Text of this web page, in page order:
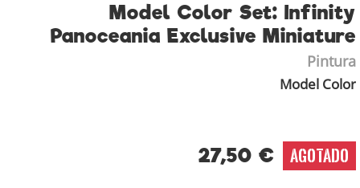
Model Color Set: Infinity
Panoceania Exclusive Miniature
Pintura
Model Color
27,50 € AGOTADO